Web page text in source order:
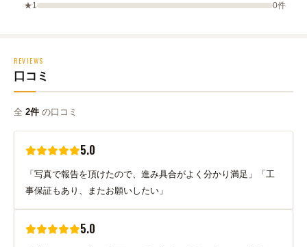
★1
0件
REVIEWS
口コミ
全 2件 の口コミ
5.0
「写真で報告を頂けたので、進み具合がよく分かり満足」「工
事保証もあり、またお願いしたい」
5.0